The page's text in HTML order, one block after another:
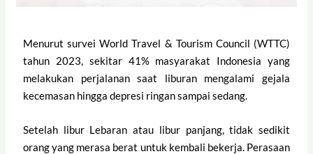
Menurut survei World Travel & Tourism Council (WTTC)
tahun 2023, sekitar 41% masyarakat Indonesia yang
melakukan perjalanan saat liburan mengalami gejala
kecemasan hingga depresi ringan sampai sedang.
Setelah libur Lebaran atau libur panjang, tidak sedikit
orang yang merasa berat untuk kembali bekerja. Perasaan